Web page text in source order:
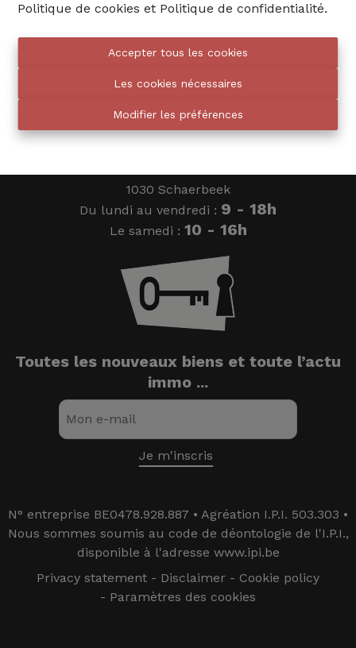
Politique de cookies et Politique de confidentialité.
Accepter tous les cookies
Les cookies nécessaires
Modifier les préférences
On vous rappelle
1030 Schaerbeek
Du lundi au vendredi : 9 - 18h
Le samedi : 10 - 16h
Toutes les nouveaux biens et toute l’actu
immo ...
N° entreprise BE0478.928.887 • Agréation I.P.I. 503.303 •
Nous sommes soumis au code de déontologie de l'I.P.I.,
disponible à l'adresse www.ipi.be
Privacy statement - Disclaimer - Cookie policy
- Paramètres des cookies